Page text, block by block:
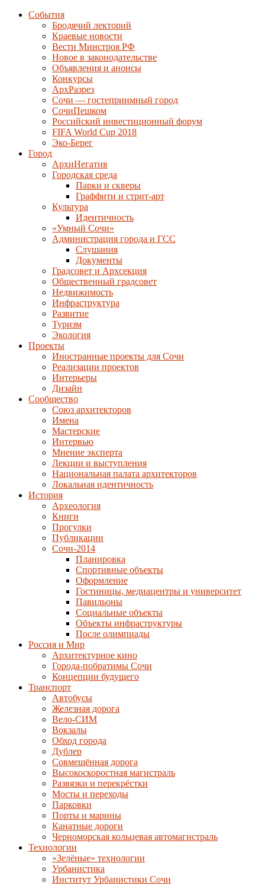
События
Бродячий лекторий
Краевые новости
Вести Минстроя РФ
Новое в законодательстве
Объявления и анонсы
Конкурсы
АрхРазрез
Сочи — гостеприимный город
СочиПешком
Российский инвестиционный форум
FIFA World Cup 2018
Эко-Берег
Город
АрхиНегатив
Городская среда
Парки и скверы
Граффити и стрит-арт
Культура
Идентичность
«Умный Сочи»
Администрация города и ГСС
Слушания
Документы
Градсовет и Архсекция
Общественный градсовет
Недвижимость
Инфраструктура
Развитие
Туризм
Экология
Проекты
Иностранные проекты для Сочи
Реализации проектов
Интерьеры
Дизайн
Сообщество
Союз архитекторов
Имена
Мастерские
Интервью
Мнение эксперта
Лекции и выступления
Национальная палата архитекторов
Локальная идентичность
История
Археология
Книги
Прогулки
Публикации
Сочи-2014
Планировка
Спортивные объекты
Оформление
Гостиницы, медиацентры и университет
Павильоны
Социальные объекты
Объекты инфраструктуры
После олимпиады
Россия и Мир
Архитектурное кино
Города-побратимы Сочи
Концепции будущего
Транспорт
Автобусы
Железная дорога
Вело-СИМ
Вокзалы
Обход города
Дублер
Совмещённая дорога
Высокоскоростная магистраль
Развязки и перекрёстки
Мосты и переходы
Парковки
Порты и марины
Канатные дороги
Черноморская кольцевая автомагистраль
Технологии
«Зелёные» технологии
Урбанистика
Институт Урбанистики Сочи